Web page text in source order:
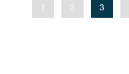
1 2 3